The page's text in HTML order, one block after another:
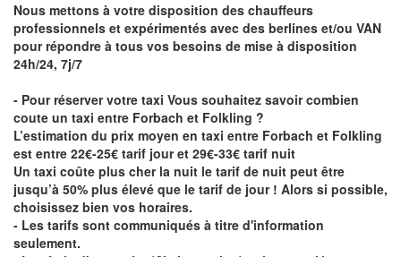
Nous mettons à votre disposition des chauffeurs
professionnels et expérimentés avec des berlines et/ou VAN
pour répondre à tous vos besoins de mise à disposition
24h/24, 7j/7
- Pour réserver votre taxi Vous souhaitez savoircombien
coute un taxi entre Forbach et Folkling ?
L’estimation du prix moyen en taxi entre Forbach et Folkling
est entre 22€-25€ tarif jour et 29€-33€ tarif nuit
Un taxi coûte plus cher la nuit le tarif de nuit peut être
jusqu’à 50% plus élevé que le tarif de jour ! Alors si possible,
choisissez bien vos horaires.
- Les tarifs sont communiqués à titre d'information
seulement.